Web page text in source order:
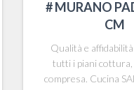
# MURANO
CM
Qualità e
tutti i piani
compresa. Cucina